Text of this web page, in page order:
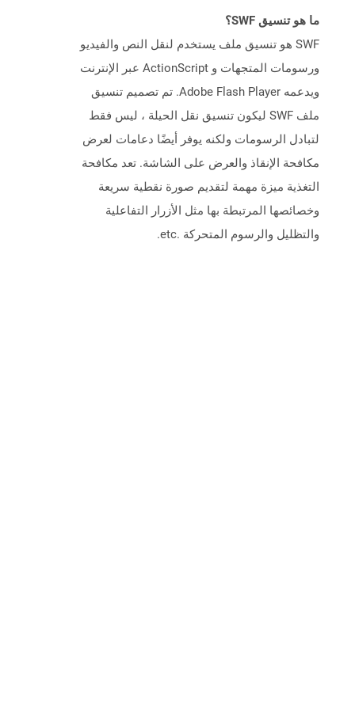
ما هو تنسيق SWF؟
SWF هو تنسيق ملف يستخدم لنقل النص والفيديو
ورسومات المتجهات و ActionScript عبر الإنترنت
ويدعمه Adobe Flash Player. تم تصميم تنسيق
ملف SWF ليكون تنسيق نقل الحيلة ، ليس فقط
لتبادل الرسومات ولكنه يوفر أيضًا دعامات لعرض
مكافحة الإنقاذ والعرض على الشاشة. تعد مكافحة
التغذية ميزة مهمة لتقديم صورة نقطية سريعة
وخصائصها المرتبطة بها مثل الأزرار التفاعلية
والتظليل والرسوم المتحركة .etc.